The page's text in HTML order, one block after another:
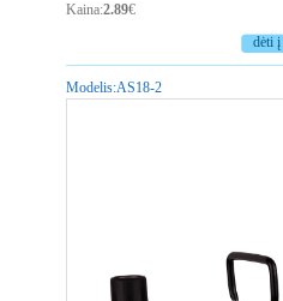
Kaina:2.89€
dėti
Modelis:AS18-2